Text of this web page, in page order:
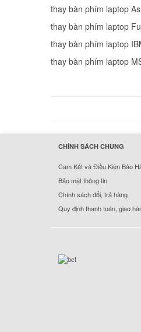
thay bàn phím laptop
thay bàn phím laptop
thay bàn phím laptop
thay bàn phím laptop
CHÍNH SÁCH CHUNG
Cam Kết và Điều Kiện Bảo
Bảo mật thông tin
Chính sách đổi, trả hàng
Quy định thanh toán, giao